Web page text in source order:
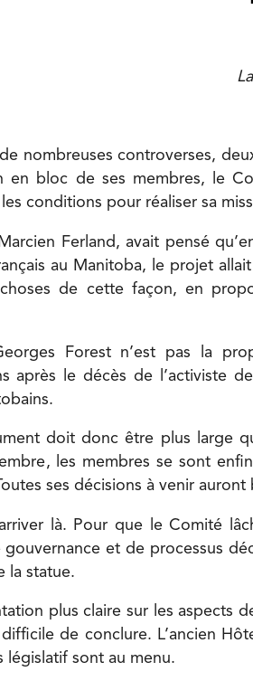
nombreuses controverses,
en bloc de ses membres, le
conditions pour réaliser sa
Ferland, avait pensé
au Manitoba, le projet
de cette façon, en
Forest n’est pas la
après le décès de l’activiste
doit donc être plus large
les membres se sont
ses décisions à venir
arriver là. Pour que le Comité
et de processus
la statue.
plus claire sur les aspects
de conclure. L’ancien
législatif sont au menu.